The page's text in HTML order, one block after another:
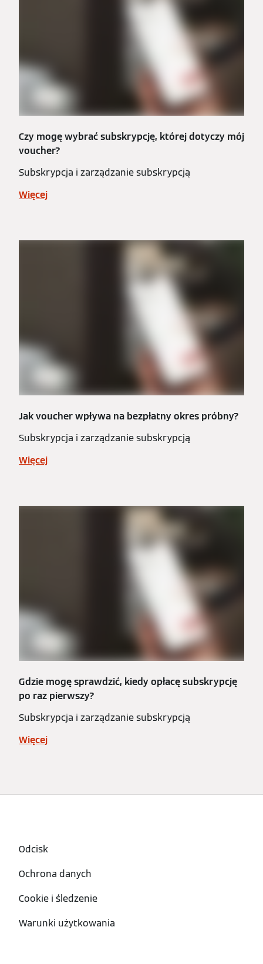
Czy mogę wybrać subskrypcję, której dotyczy mój
voucher?
Subskrypcja i zarządzanie subskrypcją
Więcej
Jak voucher wpływa na bezpłatny okres próbny?
Subskrypcja i zarządzanie subskrypcją
Więcej
Gdzie mogę sprawdzić, kiedy opłacę subskrypcję
po raz pierwszy?
Subskrypcja i zarządzanie subskrypcją
Więcej
Odcisk
Ochrona danych
Cookie i śledzenie
Warunki użytkowania